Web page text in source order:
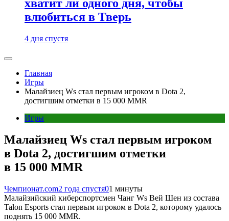
хватит ли одного дня, чтобы
влюбиться в Тверь
4 дня спустя
Главная
Игры
Малайзиец Ws стал первым игроком в Dota 2,
достигшим отметки в 15 000 MMR
Игры
Малайзиец Ws стал первым игроком
в Dota 2, достигшим отметки
в 15 000 MMR
Чемпионат.com2 года спустя01 минуты
Малайзийский киберспортсмен Чанг Ws Вей Шен из состава
Talon Esports стал первым игроком в Dota 2, которому удалось
поднять 15 000 MMR.